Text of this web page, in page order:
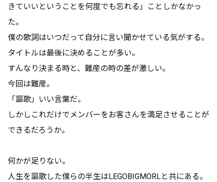
きていいということを何度でも忘れる」ことしかなかっ
た。
僕の歌詞はいつだって自分に言い聞かせている気がする。
タイトルは最後に決めることが多い。
すんなり決まる時と、難産の時の差が激しい。
今回は難産。
「謳歌」いい言葉だ。
しかしこれだけでメンバーをお客さんを満足させることが
できるだろうか。
何かが足りない。
人生を謳歌した僕らの半生はLEGOBIGMORLと共にある。